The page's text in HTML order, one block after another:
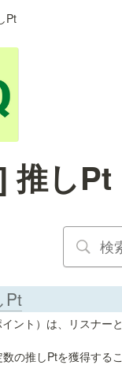
Pt
推しPt
Pt
ント）は、リスナーと
の推しPtを獲得するこ